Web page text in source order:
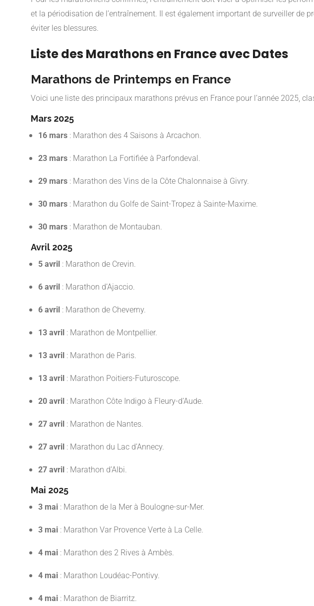
et la périodisation de l’entraînement. Il est également important de surveiller de
éviter les blessures.
Liste des Marathons en France avec Dates
Marathons de Printemps en France
Voici une liste des principaux marathons prévus en France pour l’année 2025,
Mars 2025
16 mars : Marathon des 4 Saisons à Arcachon.
23 mars : Marathon La Fortifiée à Parfondeval.
29 mars : Marathon des Vins de la Côte Chalonnaise à Givry.
30 mars : Marathon du Golfe de Saint-Tropez à Sainte-Maxime.
30 mars : Marathon de Montauban.
Avril 2025
5 avril : Marathon de Crevin.
6 avril : Marathon d’Ajaccio.
6 avril : Marathon de Cheverny.
13 avril : Marathon de Montpellier.
13 avril : Marathon de Paris.
13 avril : Marathon Poitiers-Futuroscope.
20 avril : Marathon Côte Indigo à Fleury-d’Aude.
27 avril : Marathon de Nantes.
27 avril : Marathon du Lac d’Annecy.
27 avril : Marathon d’Albi.
Mai 2025
3 mai : Marathon de la Mer à Boulogne-sur-Mer.
3 mai : Marathon Var Provence Verte à La Celle.
4 mai : Marathon des 2 Rives à Ambès.
4 mai : Marathon Loudéac-Pontivy.
4 mai : Marathon de Biarritz.